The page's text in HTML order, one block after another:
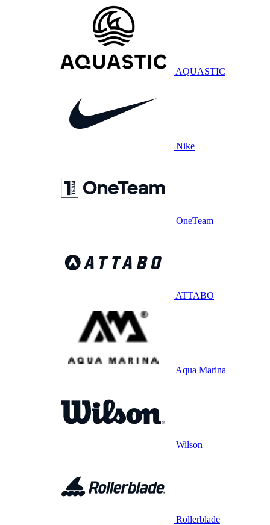
AQUASTIC
Nike
OneTeam
ATTABO
Aqua Marina
Wilson
Rollerblade